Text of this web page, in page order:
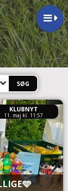
KLUBNYT
11. maj kl. 11:57